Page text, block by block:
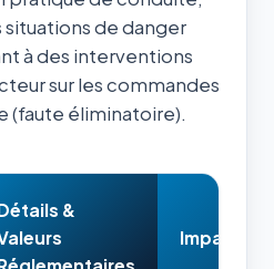
de danger
à des interventions
sur les commandes
(faute éliminatoire).
&
Impact &